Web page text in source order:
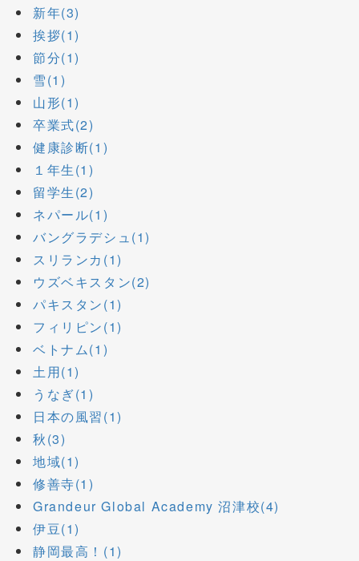
新年(3)
挨拶(1)
節分(1)
雪(1)
山形(1)
卒業式(2)
健康診断(1)
１年生(1)
留学生(2)
ネパール(1)
バングラデシュ(1)
スリランカ(1)
ウズベキスタン(2)
パキスタン(1)
フィリピン(1)
ベトナム(1)
土用(1)
うなぎ(1)
日本の風習(1)
秋(3)
地域(1)
修善寺(1)
Grandeur Global Academy 沼津校(4)
伊豆(1)
静岡最高！(1)